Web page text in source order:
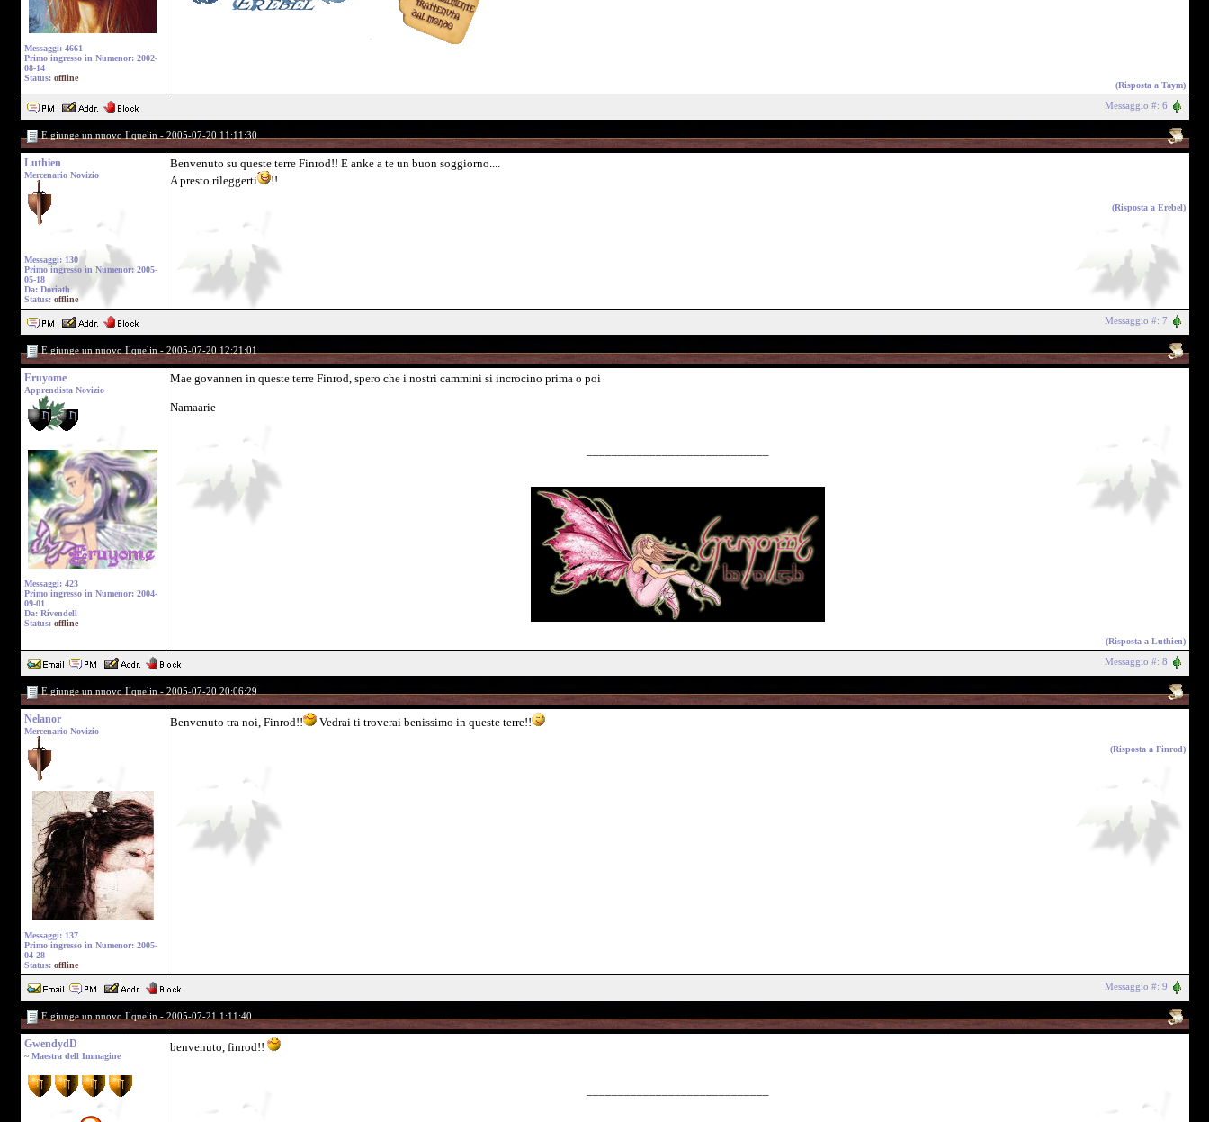
Messaggi: 4661
Primo ingresso in Numenor: 2002-
08-14
Status: offline
(Risposta a Taym)
Messaggio #: 6
E giunge un nuovo Ilquelin - 2005-07-20 11:11:30
Luthien
Mercenario Novizio
Messaggi: 130
Primo ingresso in Numenor: 2005-
05-18
Da: Doriath
Status: offline
Benvenuto su queste terre Finrod!! E anke a te un buon soggiorno....
A presto rileggerti
!!
(Risposta a Erebel)
Messaggio #: 7
E giunge un nuovo Ilquelin - 2005-07-20 12:21:01
Eruyome
Apprendista Novizio
Messaggi: 423
Primo ingresso in Numenor: 2004-
09-01
Da: Rivendell
Status: offline
Mae govannen in queste terre Finrod, spero che i nostri cammini si incrocino prima o poi
Namaarie
(Risposta a Luthien)
Messaggio #: 8
E giunge un nuovo Ilquelin - 2005-07-20 20:06:29
Nelanor
Mercenario Novizio
Messaggi: 137
Primo ingresso in Numenor: 2005-
04-28
Status: offline
Benvenuto tra noi, Finrod!! Vedrai ti troverai benissimo in queste terre!!
(Risposta a Finrod)
Messaggio #: 9
E giunge un nuovo Ilquelin - 2005-07-21 1:11:40
GwendydD
~ Maestra dell Immagine
benvenuto, finrod!!